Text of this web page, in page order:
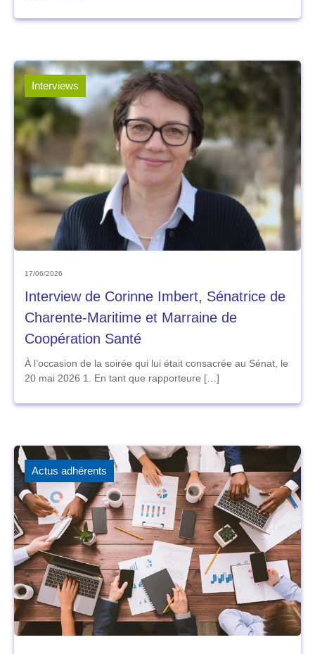
Interviews
17/06/2026
Interview de Corinne Imbert, Sénatrice de
Charente-Maritime et Marraine de
Coopération Santé
À l’occasion de la soirée qui lui était consacrée au Sénat, le
20 mai 2026 1. En tant que rapporteure […]
Actus adhérents